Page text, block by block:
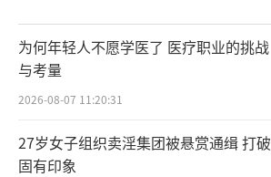
为何年轻人不愿学医了 医疗职业的挑战
与考量
2026-08-07 11:20:31
27岁女子组织卖淫集团被悬赏通缉 打破
固有印象